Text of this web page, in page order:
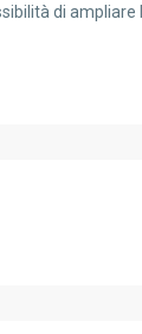
di ampliare